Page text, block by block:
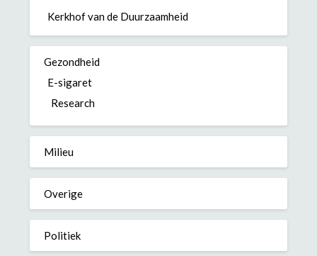
Kerkhof van de Duurzaamheid
Gezondheid
E-sigaret
Research
Milieu
Overige
Politiek